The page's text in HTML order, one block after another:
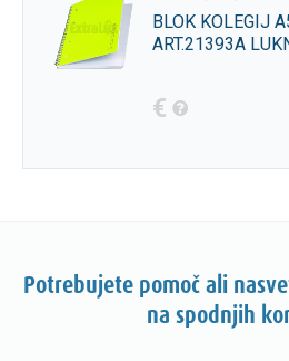
BLOK KOLEGIJ
ART.21393A
€
Potrebujete pomoč ali
na spodnjih